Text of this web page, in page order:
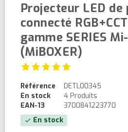
Projecteur LED de
connecté
gamme SERIES
(MiBOXER)
Référence
DETL00345
En stock
4 Produits
EAN-13
3700841223770
check En stock